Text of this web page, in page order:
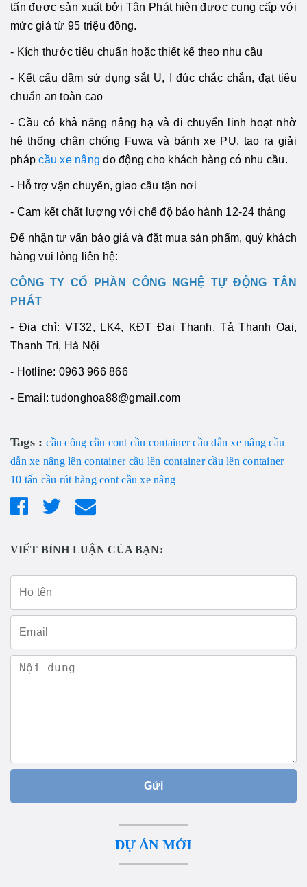
tấn được sản xuất bởi Tân Phát hiện được cung cấp với
mức giá từ 95 triệu đồng.
- Kích thước tiêu chuẩn hoặc thiết kế theo nhu cầu
- Kết cấu dầm sử dụng sắt U, I đúc chắc chắn, đạt tiêu
chuẩn an toàn cao
- Cầu có khả năng nâng hạ và di chuyển linh hoạt nhờ
hệ thống chân chống Fuwa và bánh xe PU, tạo ra giải
phápcầu xe nâng do động cho khách hàng có nhu cầu.
- Hỗ trợ vận chuyển, giao cầu tận nơi
- Cam kết chất lượng với chế độ bảo hành 12-24 tháng
Để nhận tư vấn báo giá và đặt mua sản phẩm, quý khách
hàng vui lòng liên hệ:
CÔNG TY CỔ PHẦN CÔNG NGHỆ TỰ ĐỘNG TÂN
PHÁT
- Địa chỉ: VT32, LK4, KĐT Đại Thanh, Tả Thanh Oai,
Thanh Trì, Hà Nội
- Hotline: 0963 966 866
- Email: tudonghoa88@gmail.com
Tags :cầu công cầu cont cầu container cầu dẫn xe nâng cầu
dẫn xe nâng lên container cầu lên container cầu lên container
10 tấn cầu rút hàng cont cầu xe nâng
VIẾT BÌNH LUẬN CỦA BẠN:
Gửi
DỰ ÁN MỚI